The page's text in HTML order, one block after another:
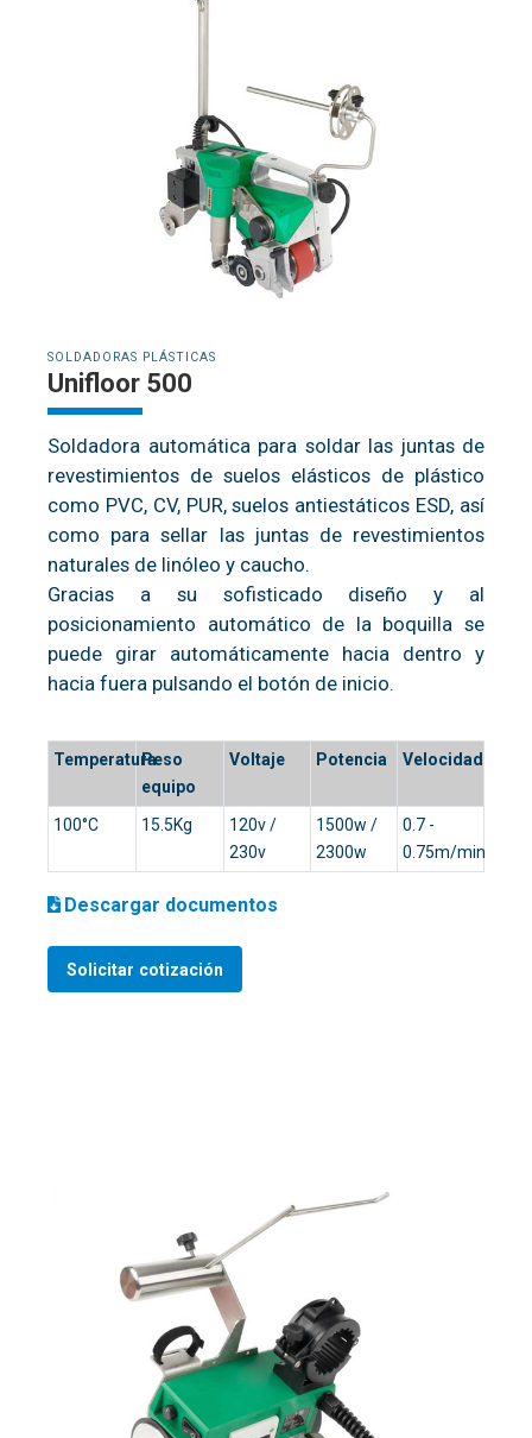
SOLDADORAS PLÁSTICAS
Unifloor 500
Soldadora automática para soldar las juntas de
revestimientos de suelos elásticos de plástico
como PVC, CV, PUR, suelos antiestáticos ESD, así
como para sellar las juntas de revestimientos
naturales de linóleo y caucho.
Gracias a su sofisticado diseño y al
posicionamiento automático de la boquilla se
puede girar automáticamente hacia dentro y
hacia fuera pulsando el botón de inicio.
TemperaturaPeso
equipo
Voltaje Potencia Velocidad
100°C 15.5Kg
120v /
230v
1500w /
2300w
0.7 -
0.75m/min
Descargar documentos
Solicitar cotización